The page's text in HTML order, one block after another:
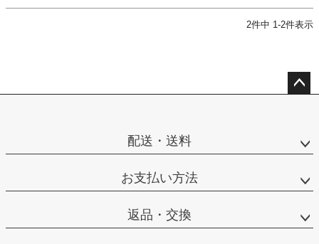
2件中 1-2件表示
配送・送料
お支払い方法
返品・交換